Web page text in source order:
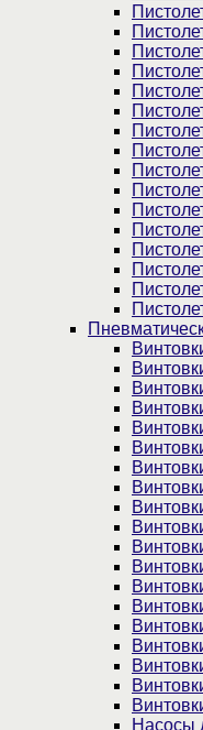
Насосы